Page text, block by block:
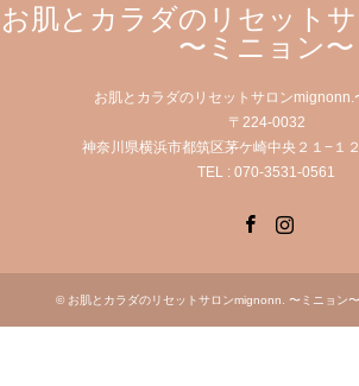
お肌とカラダのリセット
〜ミニョン〜
お肌とカラダのリセットサロンmignonn.
〒224-0032
神奈川県横浜市都筑区茅ケ崎中央２１−１
TEL : 070-3531-0561
© お肌とカラダのリセットサロンmignonn. 〜ミニョン〜